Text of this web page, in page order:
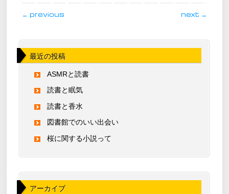
post navigation
← previous next →
最近の投稿
ASMRと読書
読書と眠気
読書と香水
図書館でのいい出会い
桜に関する小説って
アーカイブ